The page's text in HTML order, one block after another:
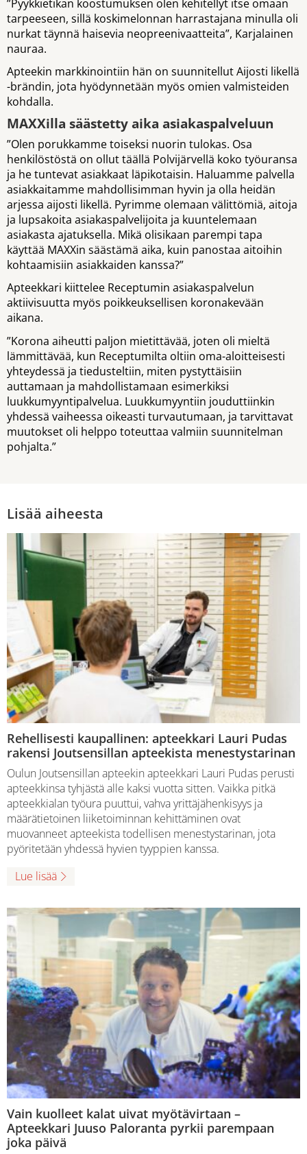
”Pyykkietikan koostumuksen olen kehitellyt itse omaan
tarpeeseen, sillä koskimelonnan harrastajana minulla oli
nurkat täynnä haisevia neopreenivaatteita”, Karjalainen
nauraa.
Apteekin markkinointiin hän on suunnitellut Aijosti likellä
-brändin, jota hyödynnetään myös omien valmisteiden
kohdalla.
MAXXilla säästetty aika asiakaspalveluun
”Olen porukkamme toiseksi nuorin tulokas. Osa
henkilöstöstä on ollut täällä Polvijärvellä koko työuransa
ja he tuntevat asiakkaat läpikotaisin. Haluamme palvella
asiakkaitamme mahdollisimman hyvin ja olla heidän
arjessa aijosti likellä. Pyrimme olemaan välittömiä, aitoja
ja lupsakoita asiakaspalvelijoita ja kuuntelemaan
asiakasta ajatuksella. Mikä olisikaan parempi tapa
käyttää MAXXin säästämä aika, kuin panostaa aitoihin
kohtaamisiin asiakkaiden kanssa?”
Apteekkari kiittelee Receptumin asiakaspalvelun
aktiivisuutta myös poikkeuksellisen koronakevään
aikana.
”Korona aiheutti paljon mietittävää, joten oli mieltä
lämmittävää, kun Receptumilta oltiin oma-aloitteisesti
yhteydessä ja tiedusteltiin, miten pystyttäisiin
auttamaan ja mahdollistamaan esimerkiksi
luukkumyyntipalvelua. Luukkumyyntiin jouduttiinkin
yhdessä vaiheessa oikeasti turvautumaan, ja tarvittavat
muutokset oli helppo toteuttaa valmiin suunnitelman
pohjalta.”
Lisää aiheesta
Rehellisesti kaupallinen: apteekkari Lauri Pudas
rakensi Joutsensillan apteekista menestystarinan
Oulun Joutsensillan apteekin apteekkari Lauri Pudas perusti
apteekkinsa tyhjästä alle kaksi vuotta sitten. Vaikka pitkä
apteekkialan työura puuttui, vahva yrittäjähenkisyys ja
määrätietoinen liiketoiminnan kehittäminen ovat
muovanneet apteekista todellisen menestystarinan, jota
pyöritetään yhdessä hyvien tyyppien kanssa.
Lue lisää
Vain kuolleet kalat uivat myötävirtaan –
Apteekkari Juuso Paloranta pyrkii parempaan
joka päivä